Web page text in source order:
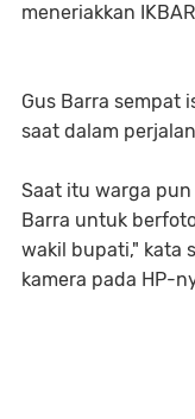
meneriakkan
Gus Barra sempat
saat dalam
Saat itu warga
Barra untuk
wakil bupati," kata
kamera pada HP-